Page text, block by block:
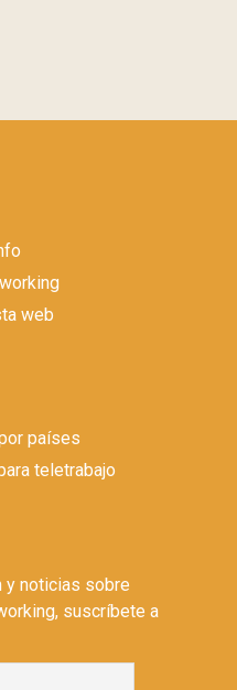
web
países
teletrabajo
y noticias sobre
suscríbete a